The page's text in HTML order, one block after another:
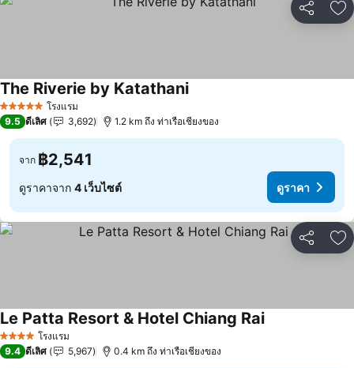
แชร์ เ
5 ดาว โรงแรม
The Riverie by Katathani
9.5 ดีเลิศ 3,692 1.2 km ถึง ท่าเรือเชียงของ
จาก ฿2,541
ดูราคาจาก 4 เว็บไซต์ ดูราคา
แชร์ เ
4 ดาว โรงแรม
Le Patta Resort & Hotel Chiang Rai
9.4 ดีเลิศ 5,967 0.4 km ถึง ท่าเรือเชียงของ